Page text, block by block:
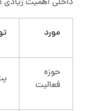
داخلی اهمیت زیادی
مورد
حوزه
فعالیت